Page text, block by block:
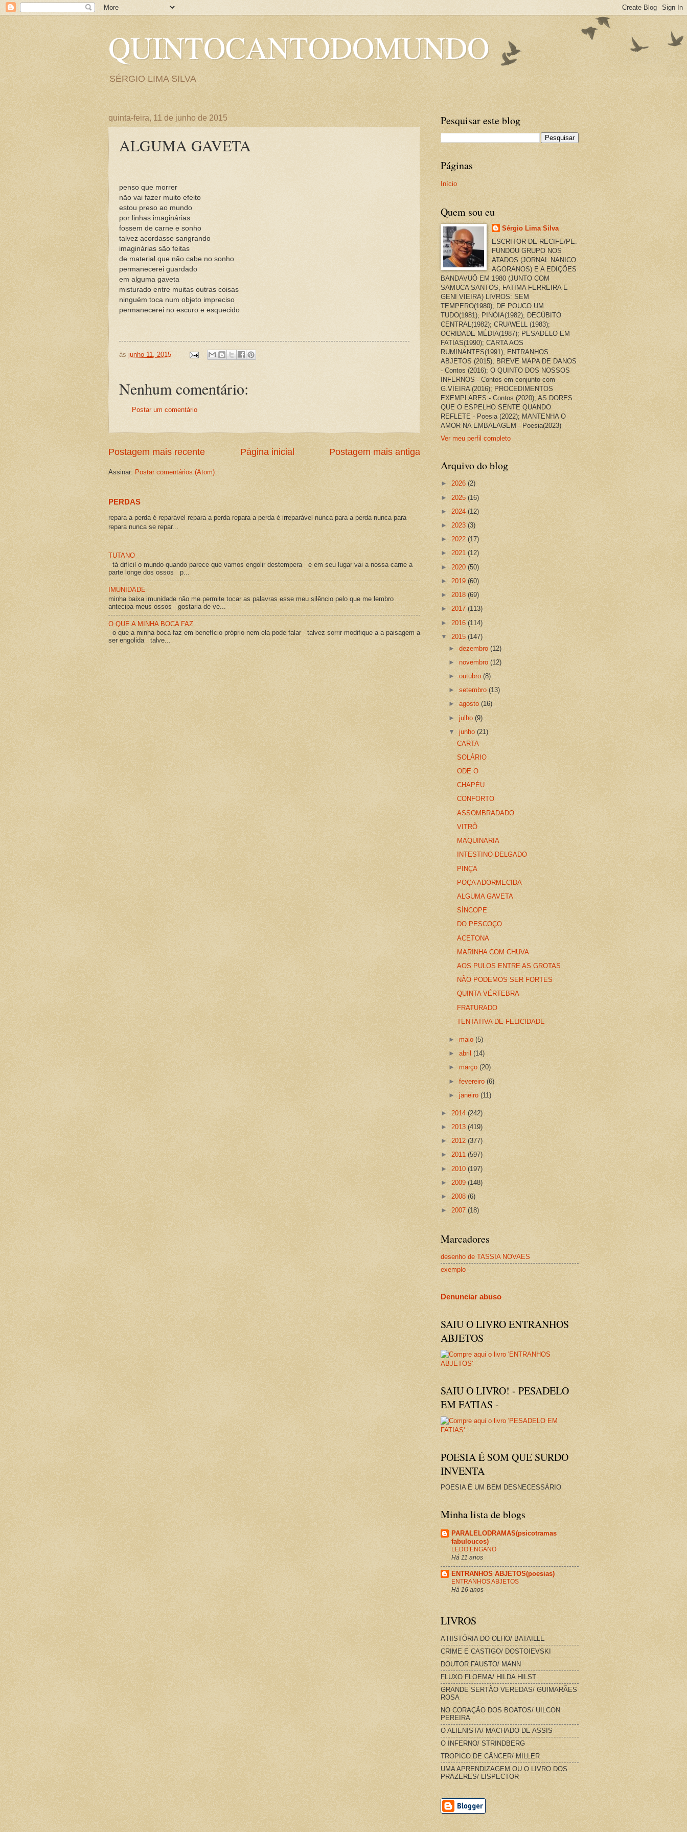
QUINTOCANTODOMUNDO
SÉRGIO LIMA SILVA
quinta-feira, 11 de junho de 2015
ALGUMA GAVETA
penso que morrer
não vai fazer muito efeito
estou preso ao mundo
por linhas imaginárias
fossem de carne e sonho
talvez acordasse sangrando
imaginárias são feitas
de material que não cabe no sonho
permanecerei guardado
em alguma gaveta
misturado entre muitas outras coisas
ninguém toca num objeto impreciso
permanecerei no escuro e esquecido
às junho 11, 2015
Nenhum comentário:
Postar um comentário
Postagem mais recente Postagem mais antiga
Página inicial
Assinar: Postar comentários (Atom)
PERDAS
repara a perda é reparável repara a perda repara a perda é irreparável nunca para a perda nunca para
repara nunca se repar...
TUTANO
tá difícil o mundo quando parece que vamos engolir destempera e em seu lugar vai a nossa carne a
parte longe dos ossos p...
IMUNIDADE
minha baixa imunidade não me permite tocar as palavras esse meu silêncio pelo que me lembro
antecipa meus ossos gostaria de ve...
O QUE A MINHA BOCA FAZ
o que a minha boca faz em benefício próprio nem ela pode falar talvez sorrir modifique a a paisagem a
ser engolida talve...
Pesquisar este blog
Páginas
Início
Quem sou eu
Sérgio Lima Silva
ESCRITOR DE RECIFE/PE.
FUNDOU GRUPO NOS
ATADOS (JORNAL NANICO
AGORANOS) E A EDIÇÕES
BANDAVUÔ EM 1980 (JUNTO COM
SAMUCA SANTOS, FATIMA FERREIRA E
GENI VIEIRA) LIVROS: SEM
TEMPERO(1980); DE POUCO UM
TUDO(1981); PINÓIA(1982); DECÚBITO
CENTRAL(1982); CRU/WELL (1983);
OCRIDADE MÉDIA(1987); PESADELO EM
FATIAS(1990); CARTA AOS
RUMINANTES(1991); ENTRANHOS
ABJETOS (2015); BREVE MAPA DE DANOS
- Contos (2016); O QUINTO DOS NOSSOS
INFERNOS - Contos em conjunto com
G.VIEIRA (2016); PROCEDIMENTOS
EXEMPLARES - Contos (2020); AS DORES
QUE O ESPELHO SENTE QUANDO
REFLETE - Poesia (2022); MANTENHA O
AMOR NA EMBALAGEM - Poesia(2023)
Ver meu perfil completo
Arquivo do blog
► 2026 (2)
► 2025 (16)
► 2024 (12)
► 2023 (3)
► 2022 (17)
► 2021 (12)
► 2020 (50)
► 2019 (60)
► 2018 (69)
► 2017 (113)
► 2016 (114)
▼ 2015 (147)
►dezembro(12)
► novembro(12)
►outubro(8)
►setembro(13)
►agosto(16)
►julho(9)
▼junho(21)
CARTA
SOLÁRIO
ODE O
CHAPÉU
CONFORTO
ASSOMBRADADO
VITRÔ
MAQUINARIA
INTESTINO DELGADO
PINÇA
POÇA ADORMECIDA
ALGUMA GAVETA
SÍNCOPE
DO PESCOÇO
ACETONA
MARINHA COM CHUVA
AOS PULOS ENTRE AS GROTAS
NÃO PODEMOS SER FORTES
QUINTA VÉRTEBRA
FRATURADO
TENTATIVA DE FELICIDADE
►maio(5)
►abril(14)
►março(20)
►fevereiro(6)
►janeiro(11)
► 2014 (242)
► 2013 (419)
► 2012 (377)
► 2011 (597)
► 2010 (197)
► 2009 (148)
► 2008 (6)
► 2007 (18)
Marcadores
desenho de TASSIA NOVAES
exemplo
Denunciar abuso
SAIU O LIVRO ENTRANHOS
ABJETOS
SAIU O LIVRO! - PESADELO
EM FATIAS -
POESIA É SOM QUE SURDO
INVENTA
POESIA É UM BEM DESNECESSÁRIO
Minha lista de blogs
PARALELODRAMAS(psicotramas
fabuloucos)
LEDO ENGANO
Há 11 anos
ENTRANHOS ABJETOS(poesias)
ENTRANHOS ABJETOS
Há 16 anos
LIVROS
A HISTÓRIA DO OLHO/ BATAILLE
CRIME E CASTIGO/ DOSTOIEVSKI
DOUTOR FAUSTO/ MANN
FLUXO FLOEMA/ HILDA HILST
GRANDE SERTÃO VEREDAS/ GUIMARÃES
ROSA
NO CORAÇÃO DOS BOATOS/ UILCON
PEREIRA
O ALIENISTA/ MACHADO DE ASSIS
O INFERNO/ STRINDBERG
TROPICO DE CÂNCER/ MILLER
UMA APRENDIZAGEM OU O LIVRO DOS
PRAZERES/ LISPECTOR